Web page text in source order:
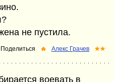
не пустила.
Поделиться 🔥 Алекс Грачев ★★
воевать в